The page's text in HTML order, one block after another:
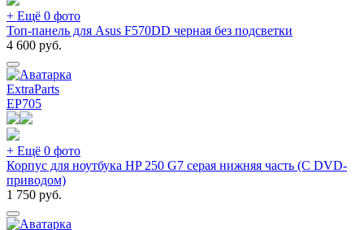
+ Ещё 0 фото
Топ-панель для Asus F570DD черная без подсветки
4 600 руб.
ExtraParts
EP705
+ Ещё 0 фото
Корпус для ноутбука HP 250 G7 серая нижняя часть (С DVD-
приводом)
1 750 руб.